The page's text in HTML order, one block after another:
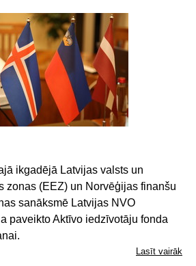
ikgadējā Latvijas valsts un
zonas (EEZ) un Norvēģijas finanšu
sanāksmē Latvijas NVO
paveikto Aktīvo iedzīvotāju fonda
Lasīt vairāk